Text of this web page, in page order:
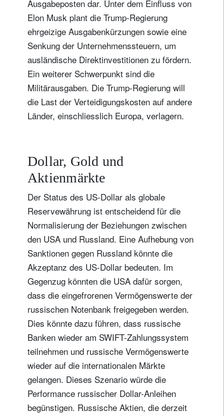
Ausgabeposten dar. Unter dem Einfluss von
Elon Musk plant die Trump-Regierung
ehrgeizige Ausgabenkürzungen sowie eine
Senkung der Unternehmenssteuern, um
ausländische Direktinvestitionen zu fördern.
Ein weiterer Schwerpunkt sind die
Militärausgaben. Die Trump-Regierung will
die Last der Verteidigungskosten auf andere
Länder, einschliesslich Europa, verlagern.
Dollar, Gold und
Aktienmärkte
Der Status des US-Dollar als globale
Reservewährung ist entscheidend für die
Normalisierung der Beziehungen zwischen
den USA und Russland. Eine Aufhebung von
Sanktionen gegen Russland könnte die
Akzeptanz des US-Dollar bedeuten. Im
Gegenzug könnten die USA dafür sorgen,
dass die eingefrorenen Vermögenswerte der
russischen Notenbank freigegeben werden.
Dies könnte dazu führen, dass russische
Banken wieder am SWIFT-Zahlungssystem
teilnehmen und russische Vermögenswerte
wieder auf die internationalen Märkte
gelangen. Dieses Szenario würde die
Performance russischer Dollar-Anleihen
begünstigen. Russische Aktien, die derzeit
Titel Vorname
Wohnsitzland
Ihre Informationen werden in Übereinstimmung
mit unserer
Datenschutzerklärung verwendet
registrieren